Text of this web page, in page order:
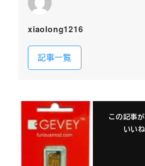
xiaolong1216
記事一覧
この記事
いい